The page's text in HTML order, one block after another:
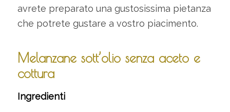
avrete preparato una gustosissima pietanza
che potrete gustare a vostro piacimento.
Melanzane sott’olio senza aceto e
cottura
Ingredienti